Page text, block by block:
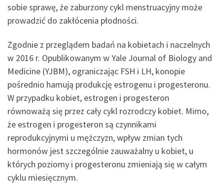
sobie sprawę, że zaburzony cykl menstruacyjny może
prowadzić do zakłócenia płodności.
Zgodnie z przeglądem badań na kobietach i naczelnych
w 2016 r. Opublikowanym w Yale Journal of Biology and
Medicine (YJBM), ograniczając FSH i LH, konopie
pośrednio hamują produkcję estrogenu i progesteronu.
W przypadku kobiet, estrogen i progesteron
równoważą się przez cały cykl rozrodczy kobiet. Mimo,
że estrogen i progesteron są czynnikami
reprodukcyjnymi u mężczyzn, wpływ zmian tych
hormonów jest szczególnie zauważalny u kobiet, u
których poziomy i progesteronu zmieniają się w całym
cyklu miesięcznym.